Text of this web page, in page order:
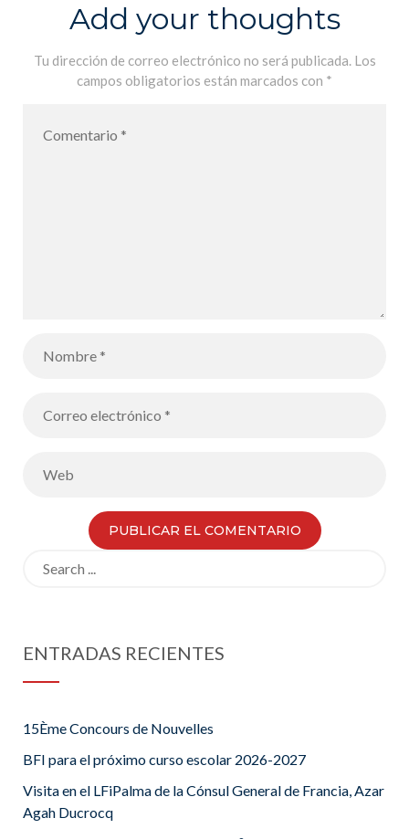
Add your thoughts
Tu dirección de correo electrónico no será publicada. Los
campos obligatorios están marcados con *
ENTRADAS RECIENTES
15Ème Concours de Nouvelles
BFI para el próximo curso escolar 2026-2027
Visita en el LFiPalma de la Cónsul General de Francia, Azar
Agah Ducrocq